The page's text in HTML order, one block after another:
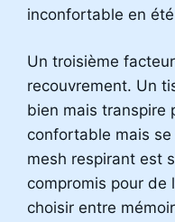
inconfortable en
Un troisième
recouvrement. Un
bien mais transpire
confortable mais
mesh respirant est
compromis pour de
choisir entre